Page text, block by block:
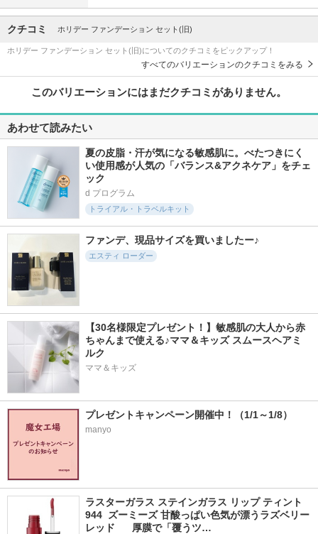
クチコミ ホリデー ファンデーション セット(旧)
ホリデー ファンデーション セット(旧)についてのクチコミをピックアップ！
すべてのバリエーションのクチコミをみる
このバリエーションにはまだクチコミがありません。
あわせて読みたい
夏の皮脂・汗が気になる敏感肌に。べたつきにく
い使用感が人気の「バランス&アクネケア」をチェ
ック
d プログラム
トライアル・トラベルキット
ファンデ、現品サイズを買いましたー♪
エスティ ローダー
【30名様限定プレゼント！】敏感肌の大人から赤
ちゃんまで使える♪ママ＆キッズ スムースヘアミ
ルク
ママ＆キッズ
プレゼントキャンペーン開催中！（1/1～1/8）
manyo
ラスターガラス ステインガラス リップ ティント
944  ズーミーズ 甘酸っぱい色気が漂うラズベリー
レッド      厚膜で「覆うツ…